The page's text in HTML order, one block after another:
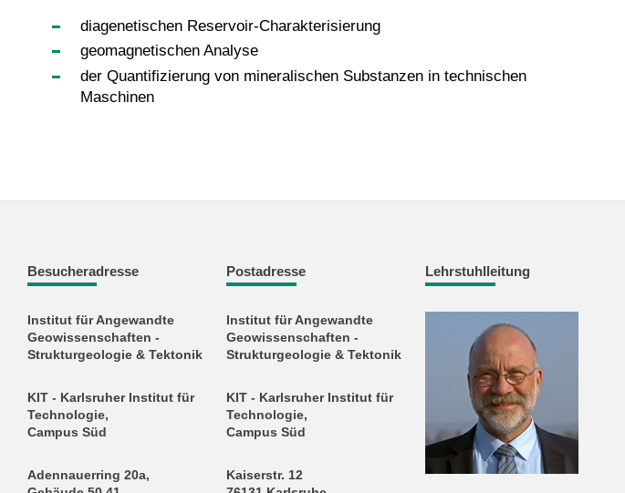
diagenetischen Reservoir-Charakterisierung
geomagnetischen Analyse
der Quantifizierung von mineralischen Substanzen in technischen
Maschinen
Besucheradresse
Institut für Angewandte
Geowissenschaften -
Strukturgeologie & Tektonik
KIT - Karlsruher Institut für
Technologie,
Campus Süd
Adennauerring 20a,
Postadresse
Institut für Angewandte
Geowissenschaften -
Strukturgeologie & Tektonik
KIT - Karlsruher Institut für
Technologie,
Campus Süd
Kaiserstr. 12
Lehrstuhlleitung